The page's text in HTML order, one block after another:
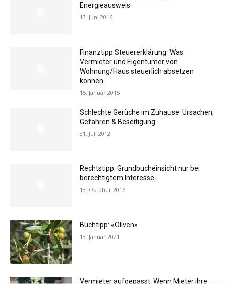
Energieausweis
13. Juni 2016
Finanztipp Steuererklärung: Was
Vermieter und Eigentümer von
Wohnung/Haus steuerlich absetzen
können
15. Januar 2015
Schlechte Gerüche im Zuhause: Ursachen,
Gefahren & Beseitigung
31. Juli 2012
Rechtstipp: Grundbucheinsicht nur bei
berechtigtem Interesse
13. Oktober 2016
Buchtipp: «Oliven»
13. Januar 2021
Vermieter aufgepasst: Wenn Mieter ihre